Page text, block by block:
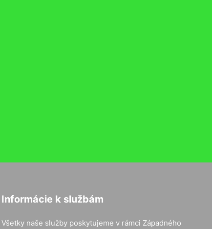
Informácie k službám
Všetky naše služby poskytujeme v rámci Západného